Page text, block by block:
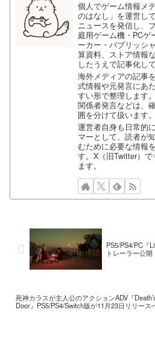
個人でゲーム情報メ
のはなし」を運営し
ニュースを発信し、
庭用ゲーム機・PCゲ
ーカー・パブリッシ
算資料、ストア情報
したうえで記事化して
海外メディアの記事
式情報や元発言にあ
すい形で整理します
関係者発言などは、
囲を分けて扱います。
運営者自身も日常的
マーとして、読者が
むために必要な情報
す。X（旧Twitter）
ます。
PS5/PS4/PC『
トレーラー公開
死神カラスが主人公のアクションADV『
Door』PS5/PS4/Switch版が11月23日リリース